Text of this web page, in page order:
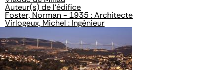
Auteur(s) de l'édifice
Foster, Norman - 1935 : Architecte
Virlogeux, Michel : Ingénieur